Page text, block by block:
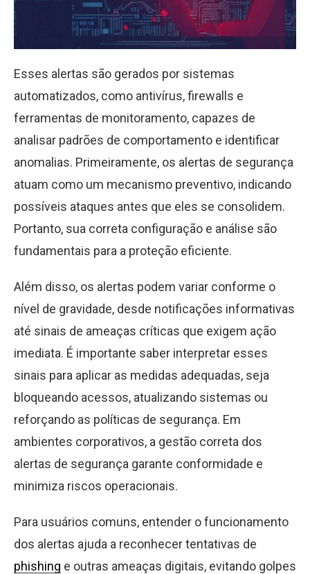
Esses alertas são gerados por sistemas
automatizados, como antivírus, firewalls e
ferramentas de monitoramento, capazes de
analisar padrões de comportamento e identificar
anomalias. Primeiramente, os alertas de segurança
atuam como um mecanismo preventivo, indicando
possíveis ataques antes que eles se consolidem.
Portanto, sua correta configuração e análise são
fundamentais para a proteção eficiente.
Além disso, os alertas podem variar conforme o
nível de gravidade, desde notificações informativas
até sinais de ameaças críticas que exigem ação
imediata. É importante saber interpretar esses
sinais para aplicar as medidas adequadas, seja
bloqueando acessos, atualizando sistemas ou
reforçando as políticas de segurança. Em
ambientes corporativos, a gestão correta dos
alertas de segurança garante conformidade e
minimiza riscos operacionais.
Para usuários comuns, entender o funcionamento
dos alertas ajuda a reconhecer tentativas de
phishing e outras ameaças digitais, evitando golpes